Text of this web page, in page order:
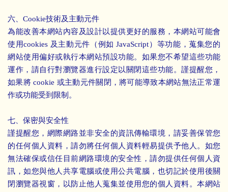
六、Cookie技術及主動元件
為能改善本網站內容及設計以提供更好的服務，本網站可能會
使用cookies 及主動元件（例如JavaScript）等功能，蒐集您的
網站使用偏好或執行本網站預設功能。如果您不希望這些功能
運作，請自行對瀏覽器進行設定以關閉這些功能。謹提醒您，
如果將cookie 或主動元件關閉，將可能導致本網站無法正常運
作或功能受到限制。
七、保密與安全性
謹提醒您，網際網路並非安全的資訊傳輸環境，請妥善保管您
的任何個人資料，請勿將任何個人資料輕易提供予他人。如您
無法確保或信任目前網路環境的安全性，請勿提供任何個人資
訊，如您與他人共享電腦或使用公共電腦，也切記於使用後關
閉瀏覽器視窗，以防止他人蒐集並使用您的個人資料。本網站